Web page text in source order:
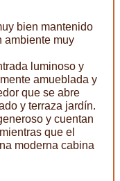
bien mantenido
ambiente muy
luminoso y
amueblada y
que se abre
y terraza jardín.
y cuentan
que el
moderna cabina